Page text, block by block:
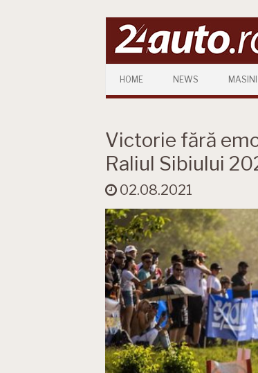
HOME NEWS MASINI
Victorie fără
Raliul Sibiului
02.08.2021